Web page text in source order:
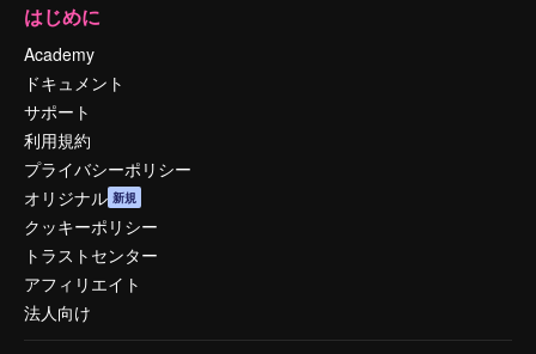
はじめに
Academy
ドキュメント
サポート
利用規約
プライバシーポリシー
オリジナル 新規
クッキーポリシー
トラストセンター
アフィリエイト
法人向け